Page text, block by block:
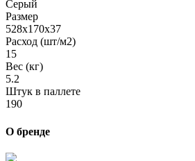
Серый
Размер
528x170x37
Расход (шт/м2)
15
Вес (кг)
5.2
Штук в паллете
190
О бренде